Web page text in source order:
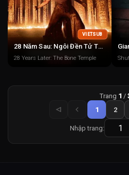
VIETSUB
28 Năm Sau: Ngôi Đền Tử Thần
28 Years Later: The Bone Temple
Trang 1 /
1
2
Nhập trang: